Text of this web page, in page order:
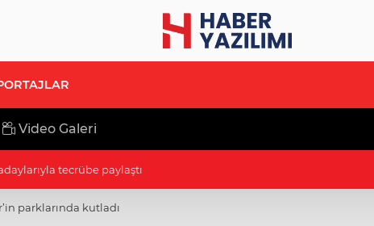
Video Galeri
MEB'e ziyaret
parklarında kutladı